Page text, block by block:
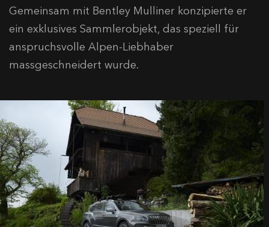
Gemeinsam mit Bentley Mulliner konzipierte er
ein exklusives Sammlerobjekt, das speziell für
anspruchsvolle Alpen-Liebhaber
massgeschneidert wurde.